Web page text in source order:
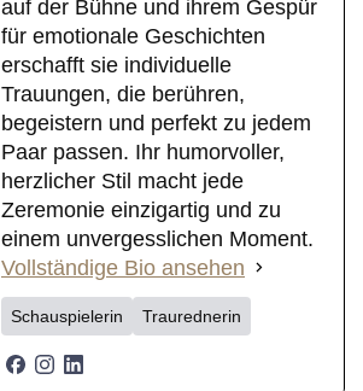
auf der Bühne und ihrem Gespür
für emotionale Geschichten
erschafft sie individuelle
Trauungen, die berühren,
begeistern und perfekt zu jedem
Paar passen. Ihr humorvoller,
herzlicher Stil macht jede
Zeremonie einzigartig und zu
einem unvergesslichen Moment.
Vollständige Bio ansehen
Schauspielerin Traurednerin